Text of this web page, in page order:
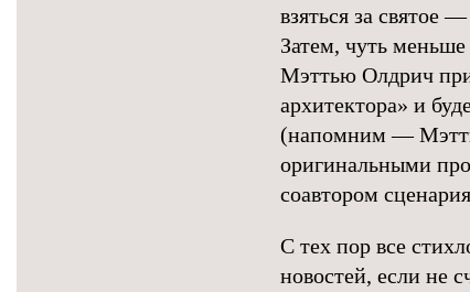
взяться за святое
Затем, чуть меньше
Мэттью Олдрич
архитектора» и
(напомним —
оригинальными
соавтором
С тех пор все
новостей, если не